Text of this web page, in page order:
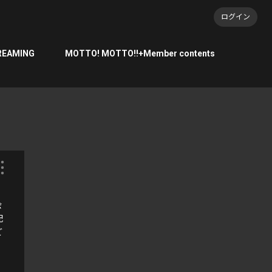
ログイン
MOTTO! MOTTO!!+Member contents